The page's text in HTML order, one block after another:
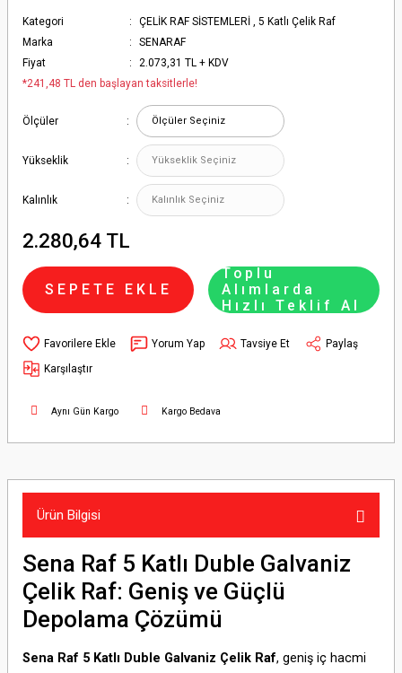
Kategori ÇELİK RAF SİSTEMLERİ ,5 Katlı Çelik Raf
Marka
SENARAF
Fiyat
2.073,31 TL + KDV
*241,48 TL den başlayan taksitlerle!
Ölçüler
Yükseklik
Kalınlık
2.280,64 TL
SEPETE EKLE
Toplu
Alımlarda
Hızlı Teklif Al
Yorum Yap Tavsiye Et
Paylaş
Karşılaştır
Aynı Gün Kargo Kargo Bedava
Ürün Bilgisi
Sena Raf 5 Katlı Duble Galvaniz
Çelik Raf: Geniş ve Güçlü
Depolama Çözümü
Sena Raf 5 Katlı Duble Galvaniz Çelik Raf, geniş iç hacmi